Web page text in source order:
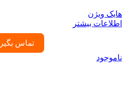
هایک ویژن
اطلاعات بیشتر
تماس
ناموجود